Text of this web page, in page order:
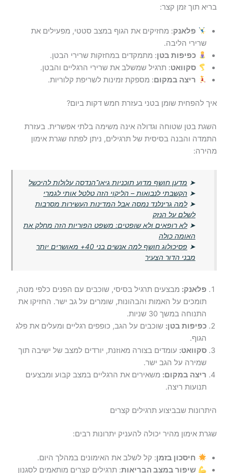
בריא תוך זמן קצר:
פלאנק: מחזיקים את הגוף במצב סטטי, מפעילים את
שרירי הליבה.
כפיפות בטן: מתמקדים במחזקות שרירי הבטן.
סקוואט: תרגיל שמשלב את שרירי הרגליים והבטן.
ריצה במקום: מספקת זמינות לשריפת קלוריות.
איך להפחית שומן בטני בעזרת חמש דקות ביום?
השגת בטן שטוחה וגדולה אינה משימה בלתי אפשרית. בעזרת
התמדה והבנה בסיסית של תרגילים, ניתן לפתח שגרת אימון
מהירה:
➤ מדען חושף מדוע תוכניות גיאו־הנדסה עלולות להיכשל
➤ הקשבתי לנבואות – הליקוי הזה טלטל אותי לגמרי
➤למה גרינלנד נמסה אבל המדינות העשירות מסרבות
לשלם על הנזק
➤לא רופאים ולא שופטים: משפט הפוריות הזה מחלק את
האומה כולה
➤
פסיכולוג חושף למה אנשים בני 40+ מאושרים יותר
מבני הדור הצעיר
פלאנק: מבצעים תרגיל בסיסי, שוכבים עם הפנים כלפי מטה,
תומכים על האמות והבהונות, שומרים על גב ישר. החזיקו את
התנוחה במשך 30 שניות.
כפיפות בטן: שוכבים על הגב, כופפים רגליים ומעלים את פלג
הגוף.
סקוואט: עומדים בצורה מאוזנת, יורדים למצב של ישיבה תוך
שמירה על הגב ישר.
ריצה במקום: משאירים את הרגליים במצב קבוע ומבצעים
תנועות ריצה.
היתרונות שבביצוע תרגילים קצרים
שגרת אימון מהיר יכולה להעניק יתרונות רבים:
חיסכון בזמן: קל לשלב את האימונים במהלך היום.
שיפור במצב הבריאות: תרגילים קצרים מותאמים לסגנון